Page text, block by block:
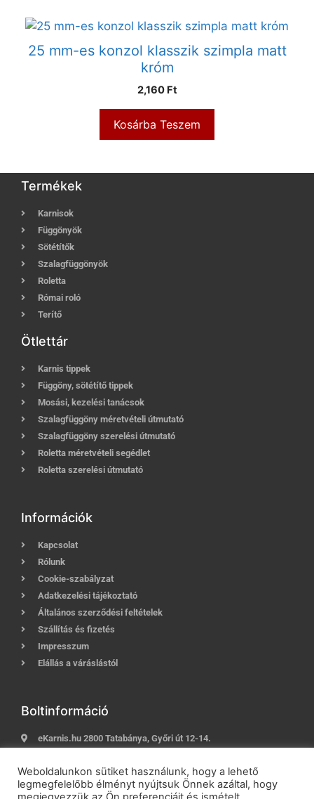
25 mm-es konzol klasszik szimpla matt
króm
2,160 Ft
Kosárba Teszem
Termékek
Karnisok
Függönyök
Sötétítők
Szalagfüggönyök
Roletta
Római roló
Terítő
Ötlettár
Karnis tippek
Függöny, sötétítő tippek
Mosási, kezelési tanácsok
Szalagfüggöny méretvételi útmutató
Szalagfüggöny szerelési útmutató
Roletta méretvételi segédlet
Roletta szerelési útmutató
Információk
Kapcsolat
Rólunk
Cookie-szabályzat
Adatkezelési tájékoztató
Általános szerződési feltételek
Szállítás és fizetés
Impresszum
Elállás a váráslástól
Boltinformáció
eKarnis.hu 2800 Tatabánya, Győri út 12-14.
E-mail:info@ekarnis.hu
Weboldalunkon sütiket használunk, hogy a lehető
legmegfelelőbb élményt nyújtsuk Önnek azáltal, hogy